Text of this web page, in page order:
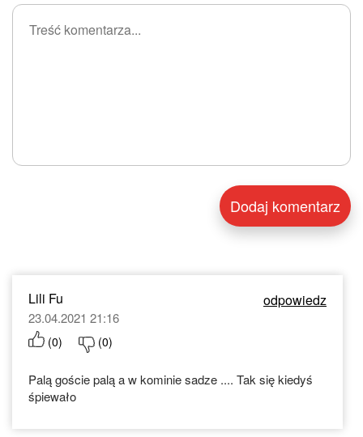
Lili Fu odpowiedz
23.04.2021 21:16
(0) (0)
Palą goście palą a w kominie sadze .... Tak się kiedyś
śpiewało